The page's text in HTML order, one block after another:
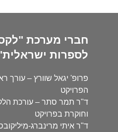
חברי מערכת
לספרות
פרופ' יגאל שוורץ – עורך
הפרויקט
ד"ר תמר סתר – עורכת
וחוקרת בפרויקט
ד"ר איתי מרינברג-